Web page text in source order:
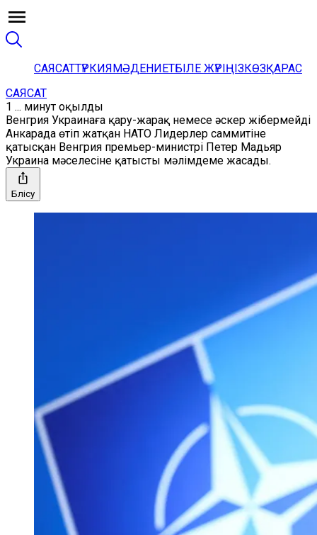
САЯСАТТҮРКИЯМӘДЕНИЕТБІЛЕ ЖҮРІҢІЗКӨЗҚАРАС
САЯСАТ
1 ... минут оқылды
Венгрия Украинаға қару-жарақ немесе әскер жібермейді
Анкарада өтіп жатқан НАТО Лидерлер саммитіне
қатысқан Венгрия премьер-министрі Петер Мадьяр
Украина мәселесіне қатысты мәлімдеме жасады.
Бөлісу